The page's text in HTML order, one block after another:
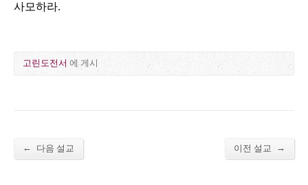
사모하라.
고린도전서에 게시
← 다음 설교 이전 설교 →